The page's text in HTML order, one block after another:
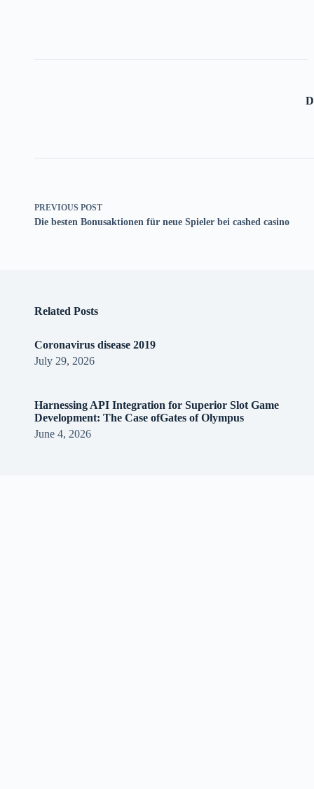
PREVIOUS POST
Die besten Bonusaktionen für neue Spieler bei cashed casino
Related Posts
Coronavirus disease 2019
July 29, 2026
Harnessing API Integration for Superior Slot Game
Development: The Case ofGates of Olympus
June 4, 2026